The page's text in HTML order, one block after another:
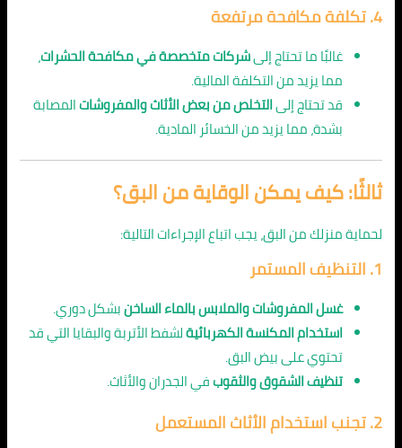
4. تكلفة مكافحة مرتفعة
غالبًا ما تحتاج إلىشركات متخصصة في مكافحة الحشرات،
مما يزيد من التكلفة المالية.
قد تحتاج إلىالتخلص من بعض الأثاث والمفروشاتالمصابة
بشدة، مما يزيد من الخسائر المادية.
ثالثًا: كيف يمكن الوقاية من البق؟
لحماية منزلك من البق، يجب اتباع الإجراءات التالية:
1. التنظيف المستمر
غسل المفروشات والملابس بالماء الساخنبشكل دوري.
استخدام المكنسة الكهربائيةلشفط الأتربة والبقايا التي قد
تحتوي على بيض البق.
تنظيف الشقوق والثقوبفي الجدران والأثاث.
2. تجنب استخدام الأثاث المستعمل